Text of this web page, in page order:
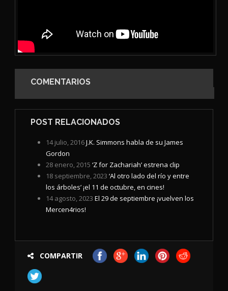
COMENTARIOS
POST RELACIONADOS
14 julio, 2016J.K. Simmons habla de su James
Gordon
28 enero, 2015 ‘Z for Zachariah’ estrena clip
18 septiembre, 2023 ‘Al otro lado del río y entre
los árboles’ ¡el 11 de octubre, en cines!
14 agosto, 2023 El 29 de septiembre ¡vuelven los
Mercen4rios!
COMPARTIR